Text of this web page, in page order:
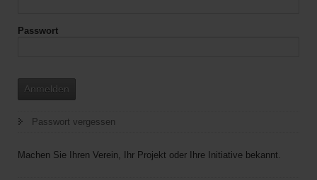
Passwort
Anmelden
Passwort vergessen
Machen Sie Ihren Verein, Ihr Projekt oder Ihre Initiative bekannt.